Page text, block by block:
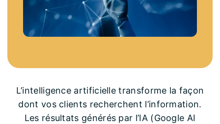
L’intelligence artificielle transforme la façon
dont vos clients recherchent l’information.
Les résultats générés par l’IA (Google AI